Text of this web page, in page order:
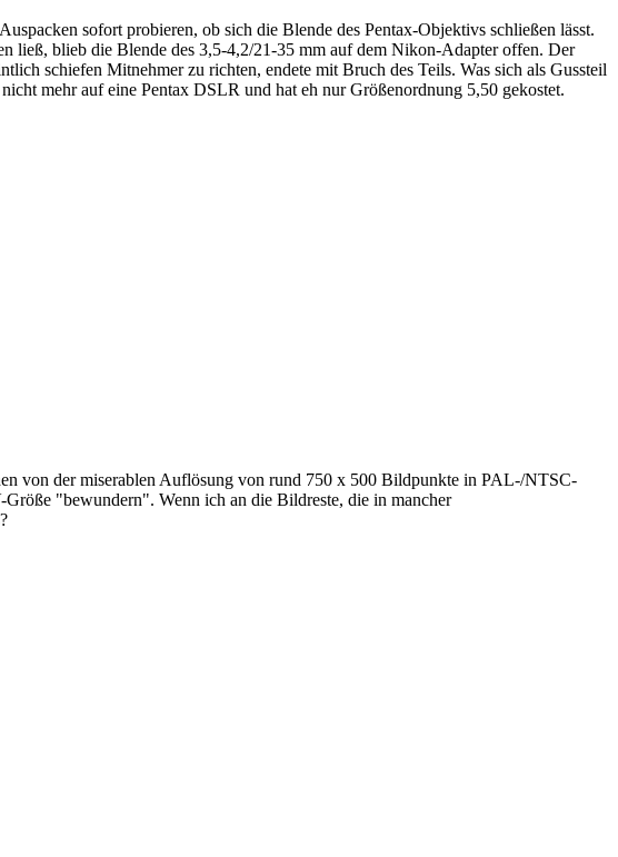
sofort probieren, ob sich die Blende des Pentax-Objektivs schließen lässt.
ließ, blieb die Blende des 3,5-4,2/21-35 mm auf dem Nikon-Adapter offen. Der
schiefen Mitnehmer zu richten, endete mit Bruch des Teils. Was sich als Gussteil
mehr auf eine Pentax DSLR und hat eh nur Größenordnung 5,50 gekostet.
von der miserablen Auflösung von rund 750 x 500 Bildpunkte in PAL-/NTSC-
"bewundern". Wenn ich an die Bildreste, die in mancher